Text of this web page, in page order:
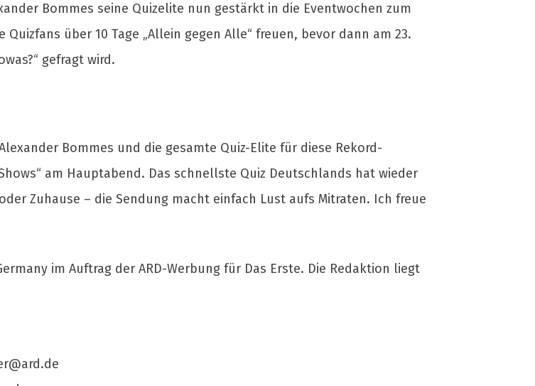
Bommes seine Quizelite nun gestärkt in die Eventwochen zum
über 10 Tage „Allein gegen Alle“ freuen, bevor dann am 23.
gefragt wird.
Bommes und die gesamte Quiz-Elite für diese Rekord-
am Hauptabend. Das schnellste Quiz Deutschlands hat wieder
Zuhause – die Sendung macht einfach Lust aufs Mitraten. Ich freue
im Auftrag der ARD-Werbung für Das Erste. Die Redaktion liegt